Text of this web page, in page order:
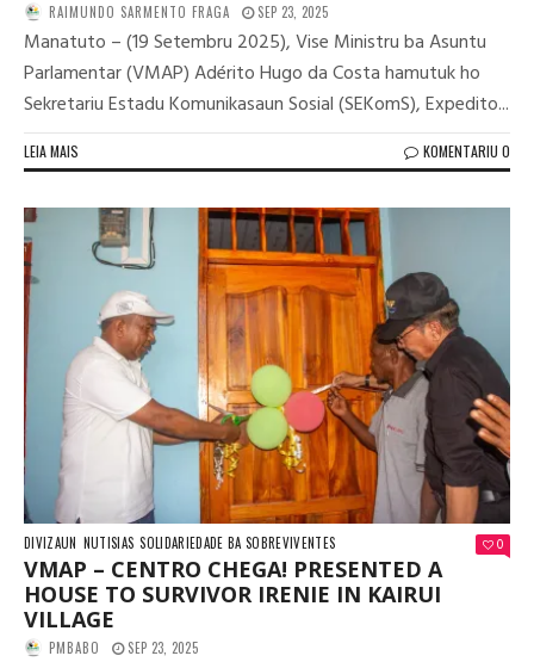
RAIMUNDO SARMENTO FRAGA SEP 23, 2025
Manatuto – (19 Setembru 2025), Vise Ministru ba Asuntu
Parlamentar (VMAP) Adérito Hugo da Costa hamutuk ho
Sekretariu Estadu Komunikasaun Sosial (SEKomS), Expedito...
LEIA MAIS KOMENTARIU 0
DIVIZAUN NUTISIAS SOLIDARIEDADE BA SOBREVIVENTES 0
VMAP – CENTRO CHEGA! PRESENTED A
HOUSE TO SURVIVOR IRENIE IN KAIRUI
VILLAGE
PMBABO SEP 23, 2025